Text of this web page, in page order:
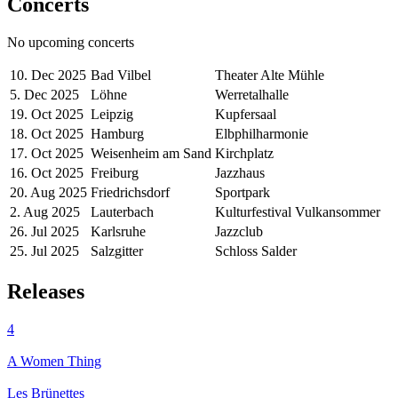
Concerts
No upcoming concerts
10. Dec 2025 Bad Vilbel
Theater Alte Mühle
5. Dec 2025
Löhne
Werretalhalle
19. Oct 2025 Leipzig
Kupfersaal
18. Oct 2025 Hamburg
Elbphilharmonie
17. Oct 2025 Weisenheim am Sand Kirchplatz
16. Oct 2025 Freiburg
Jazzhaus
20. Aug 2025 Friedrichsdorf
Sportpark
2. Aug 2025
Lauterbach
Kulturfestival Vulkansommer
26. Jul 2025
Karlsruhe
Jazzclub
25. Jul 2025
Salzgitter Schloss Salder
Releases
4
A Women Thing
Les Brünettes